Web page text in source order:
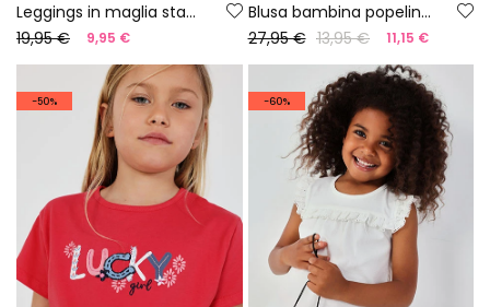
Leggings in maglia stampata
19,95 €
9,95 €
Blusa bambina popeline stampato
27,95 € 13,95 € 11,15 €
-50% -60%